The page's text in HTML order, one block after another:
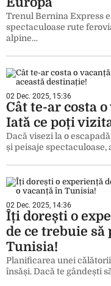
Trenul Bernina Express
spectaculoase rute
alpine…
02 Dec. 2025, 15:36
Cât te-ar costa
Iată ce poți
Dacă visezi la o
și peisaje
02 Dec. 2025, 14:36
Îți dorești o
de ce trebuie
Tunisia!
Planificarea unei
însăși. Dacă te gândești